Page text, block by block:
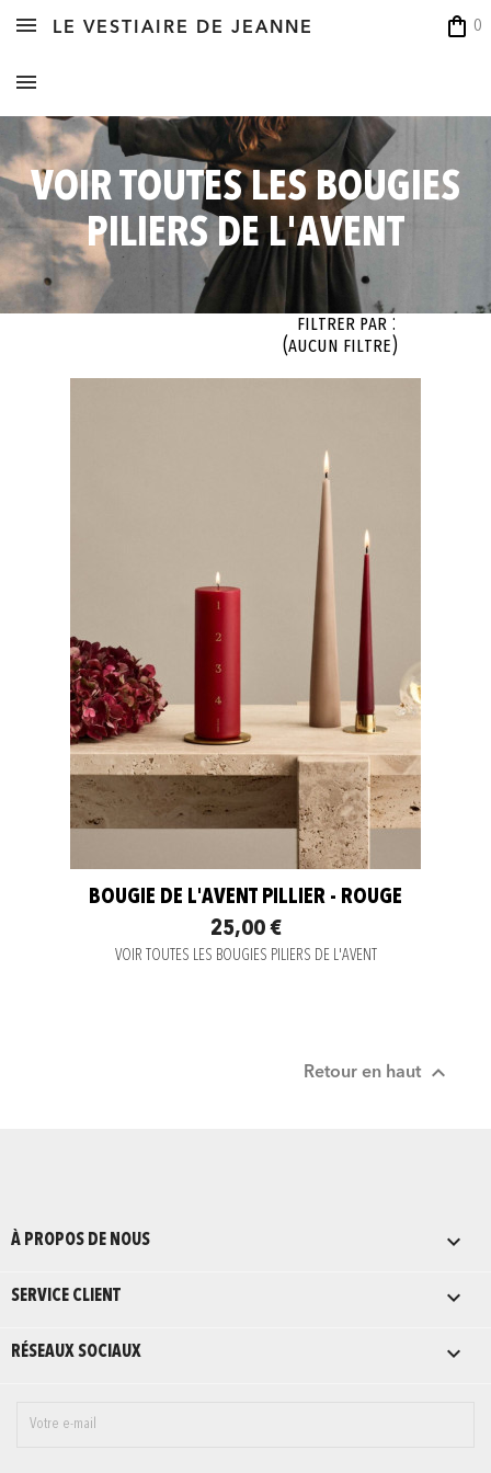
shopping_bag 0
LE VESTIAIRE DE JEANNE
VOIR TOUTES LES BOUGIES
PILIERS DE L'AVENT
Filtrer par :
(aucun filtre)
BOUGIE DE L'AVENT PILLIER - ROUGE
25,00 €
VOIR TOUTES LES BOUGIES PILIERS DE L'AVENT
Retour en haut 
À PROPOS DE NOUS 
SERVICE CLIENT 
RÉSEAUX SOCIAUX 